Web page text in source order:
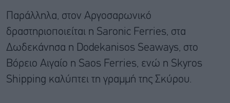
Παράλληλα, στον Αργοσαρωνικό
δραστηριοποιείται η Saronic Ferries, στα
Δωδεκάνησα η Dodekanisos Seaways, στο
Βόρειο Αιγαίο η Saos Ferries, ενώ η Skyros
Shipping καλύπτει τη γραμμή της Σκύρου.